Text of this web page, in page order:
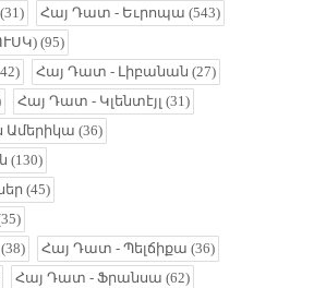
Հայ Դատ - Եւրոպա (543)
(95)
Հայ Դատ - Լիբանան (27)
Հայ Դատ - Կլենտէյլ (31)
Ամերիկա (36)
(130)
(45)
(38) Հայ Դատ - Պելճիքա (36)
Հայ Դատ - Ֆրանսա (62)